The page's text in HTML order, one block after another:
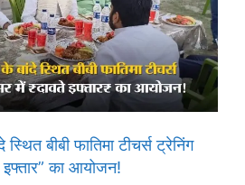
बीबी फातिमा टीचर्स ट्रेनिंग
का आयोजन!